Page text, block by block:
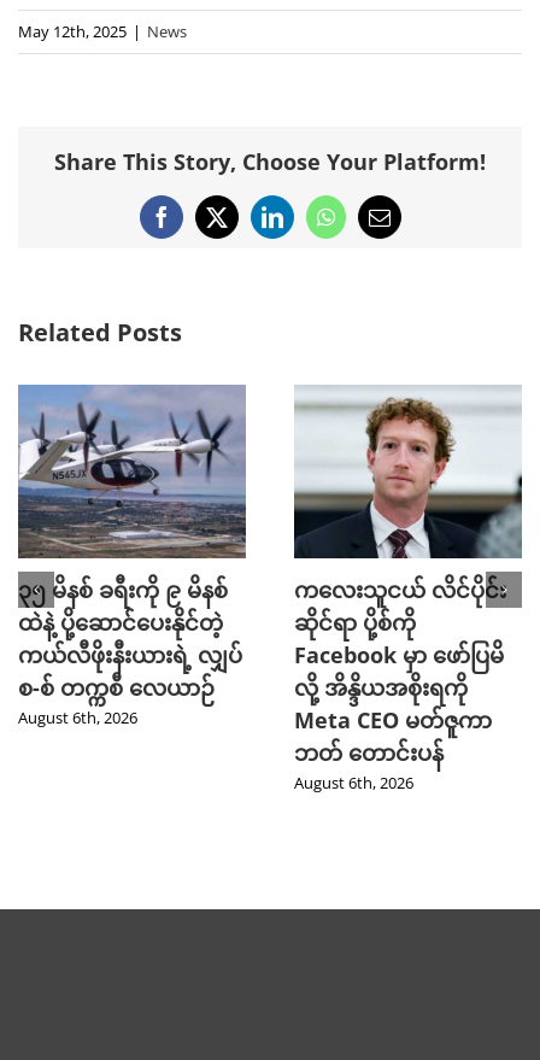
May 12th, 2025 | News
Share This Story, Choose Your Platform!
Facebook
X LinkedInWhatsApp
Email
Related Posts
၃၅ မိနစ် ခရီးကို ၉ မိနစ်
ထဲနဲ့ ပို့ဆောင်ပေးနိုင်တဲ့
ကယ်လီဖိုးနီးယားရဲ့ လျှပ်
စ-စ် တက္ကစီ လေယာဉ်
August 6th, 2026
ကလေးသူငယ် လိင်ပိုင်း
ဆိုင်ရာ ပို့စ်ကို
Facebook မှာ ဖော်ပြမိ
လို့ အိန္ဒိယအစိုးရကို
Meta CEO မတ်ဇူကာ
ဘတ် တောင်းပန်
August 6th, 2026